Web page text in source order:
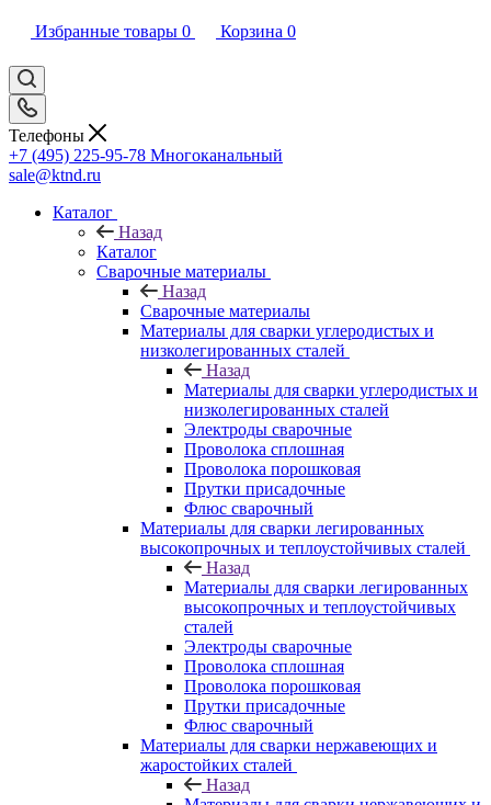
Избранные товары 0 Корзина 0
Телефоны
+7 (495) 225-95-78 Многоканальный
sale@ktnd.ru
Каталог
Назад
Каталог
Сварочные материалы
Назад
Сварочные материалы
Материалы для сварки углеродистых и
низколегированных сталей
Назад
Материалы для сварки углеродистых и
низколегированных сталей
Электроды сварочные
Проволока сплошная
Проволока порошковая
Прутки присадочные
Флюс сварочный
Материалы для сварки легированных
высокопрочных и теплоустойчивых сталей
Назад
Материалы для сварки легированных
высокопрочных и теплоустойчивых
сталей
Электроды сварочные
Проволока сплошная
Проволока порошковая
Прутки присадочные
Флюс сварочный
Материалы для сварки нержавеющих и
жаростойких сталей
Назад